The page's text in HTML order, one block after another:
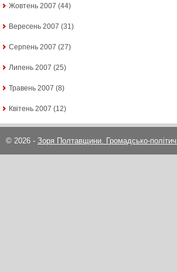
Жовтень 2007 (44)
Вересень 2007 (31)
Серпень 2007 (27)
Липень 2007 (25)
Травень 2007 (8)
Квітень 2007 (12)
© 2026 - Зоря Полтавщини. Громадсько-